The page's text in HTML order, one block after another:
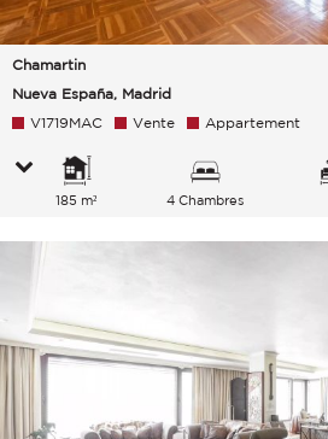
Chamartin
Nueva España, Madrid
V1719MAC Vente Appartement
185 m² 4 Chambres